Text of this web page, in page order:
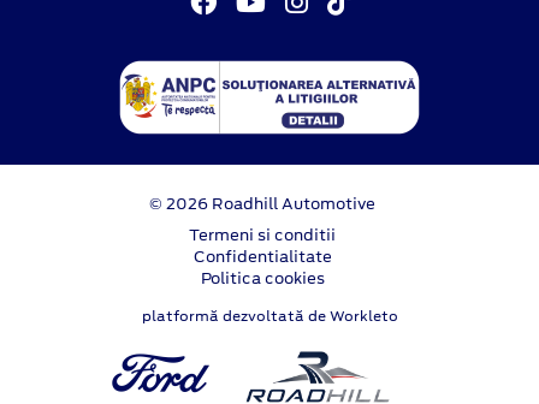
© 2026 Roadhill Automotive
Termeni si conditii
Confidentialitate
Politica cookies
platformă dezvoltată de Workleto